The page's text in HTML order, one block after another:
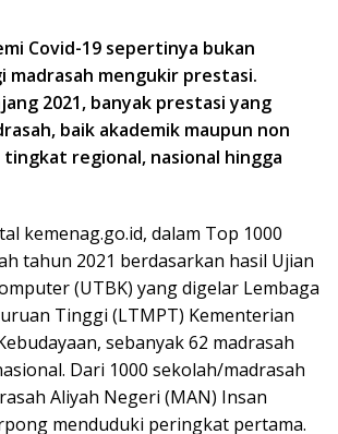
Covid-19 sepertinya bukan
madrasah mengukir prestasi.
2021, banyak prestasi yang
baik akademik maupun non
tingkat regional, nasional hingga
kemenag.go.id, dalam Top 1000
tahun 2021 berdasarkan hasil Ujian
(UTBK) yang digelar Lembaga
Tinggi (LTMPT) Kementerian
sebanyak 62 madrasah
Dari 1000 sekolah/madrasah
Aliyah Negeri (MAN) Insan
menduduki peringkat pertama.